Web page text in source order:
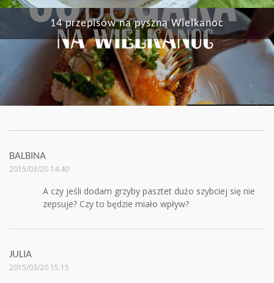
14 przepisów na pyszną Wielkanoc
BALBINA
2015/03/20 14:40
A czy jeśli dodam grzyby pasztet dużo szybciej się nie
zepsuje? Czy to będzie miało wpływ?
JULIA
2015/03/20 15:15